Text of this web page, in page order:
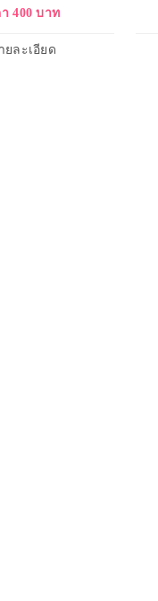
400 บาท
ยละเอียด